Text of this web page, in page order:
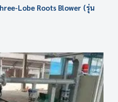
Lobe Roots Blower (รุ่น